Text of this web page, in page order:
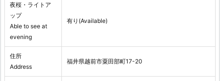
夜桜・ライトア
ップ
Able to see at
evening
有り(Available)
住所
Address
福井県越前市粟田部町17-20